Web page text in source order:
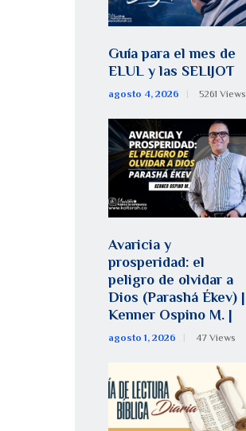
Guía para el mes de
ELUL y las SELIJOT
agosto 4, 2026 5261 Views
Avaricia y
prosperidad: el
peligro de olvidar a
Dios (Parashá Ékev) |
Kenner Ospino M. |
agosto 1, 2026 47 Views